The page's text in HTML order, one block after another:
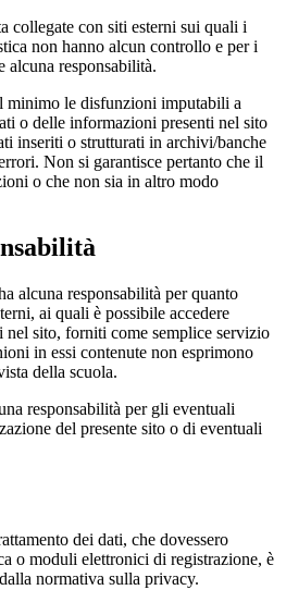
collegate con siti esterni sui quali i
non hanno alcun controllo e per i
alcuna responsabilità.
minimo le disfunzioni imputabili a
o delle informazioni presenti nel sito
inseriti o strutturati in archivi/banche
Non si garantisce pertanto che il
o che non sia in altro modo
alcuna responsabilità per quanto
ai quali è possibile accedere
nel sito, forniti come semplice servizio
in essi contenute non esprimono
della scuola.
responsabilità per gli eventuali
del presente sito o di eventuali
dei dati, che dovessero
o moduli elettronici di registrazione, è
normativa sulla privacy.